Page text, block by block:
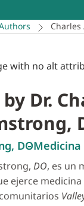
Dr.
DO
DO, es un
ejerce